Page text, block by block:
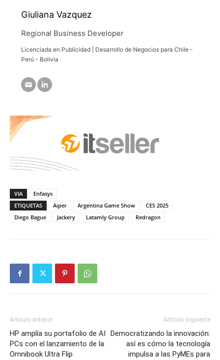
Giuliana Vazquez
Regional Business Developer
Licenciada en Publicidad | Desarrollo de Negocios para Chile -
Perú - Bolivia
VIA
Enfasys
ETIQUETAS
Aiper Argentina Game Show
CES 2025
Diego Bague
Jackery Latamly Group Redragon
Artículo anterior
HP amplía su portafolio de AI
PCs con el lanzamiento de la
Omnibook Ultra Flip
Artículo siguiente
Democratizando la innovación:
así es cómo la tecnología
impulsa a las PyMEs para